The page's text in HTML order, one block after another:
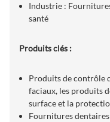
Industrie :
santé
Produits clés :
Produits de contrôle
faciaux, les produits
surface et la
Fournitures